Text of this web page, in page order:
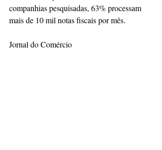
companhias pesquisadas, 63% processam
mais de 10 mil notas fiscais por mês.
Jornal do Comércio